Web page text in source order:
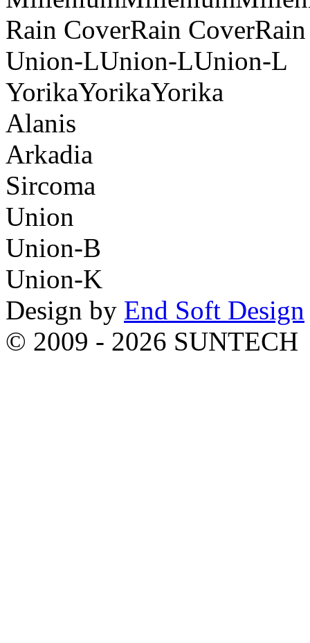
Rain CoverRain
Union-LUnion-LUnion-L
YorikaYorikaYorika
Alanis
Arkadia
Sircoma
Union
Union-B
Union-K
Design by End Soft Design
© 2009 - 2026 SUNTECH